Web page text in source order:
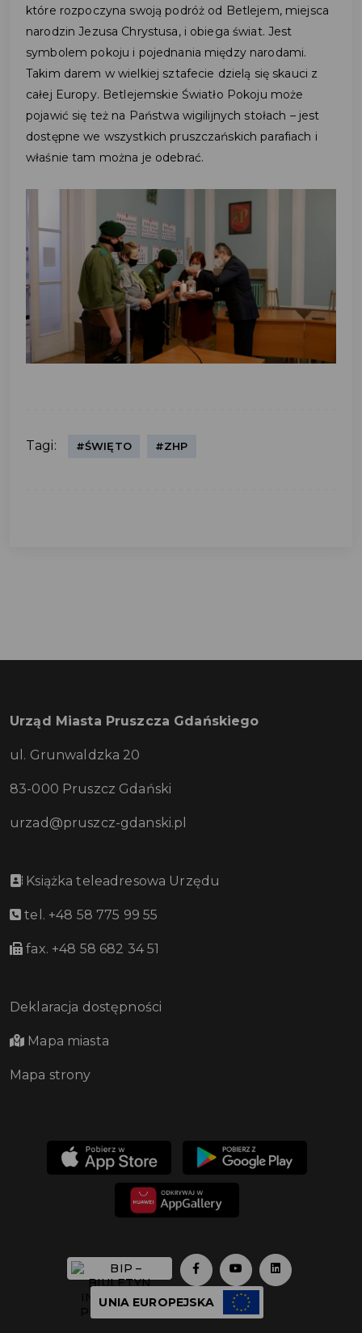
które rozpoczyna swoją podróż od Betlejem, miejsca
narodzin Jezusa Chrystusa, i obiega świat. Jest
symbolem pokoju i pojednania między narodami.
Takim darem w wielkiej sztafecie dzielą się skauci z
całej Europy. Betlejemskie Światło Pokoju może
pojawić się też na Państwa wigilijnych stołach – jest
dostępne we wszystkich pruszczańskich parafiach i
właśnie tam można je odebrać.
Tagi: #ŚWIĘTO #ZHP
Urząd Miasta Pruszcza Gdańskiego
ul. Grunwaldzka 20
83-000 Pruszcz Gdański
urzad@pruszcz-gdanski.pl
Książka teleadresowa Urzędu
tel. +48 58 775 99 55
fax. +48 58 682 34 51
Deklaracja dostępności
Mapa miasta
Mapa strony
UNIA EUROPEJSKA